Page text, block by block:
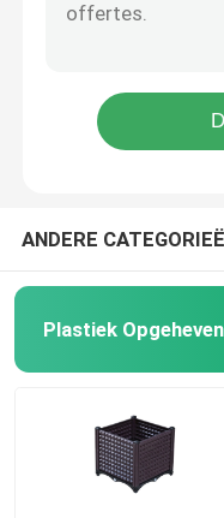
Plastiek
De Toebehoren
Van de de Raad
Het Dienblad van
ANDERE
Plastiek